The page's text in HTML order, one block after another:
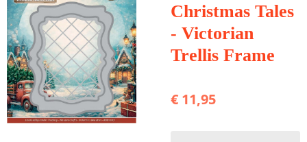
Christmas Tales
- Victorian
Trellis Frame
€ 11,95